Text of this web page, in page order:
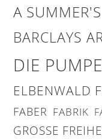
A
BARCLAYS
DIE PUMPE
ELBENWALD
FABER FABRIK
GROSSE